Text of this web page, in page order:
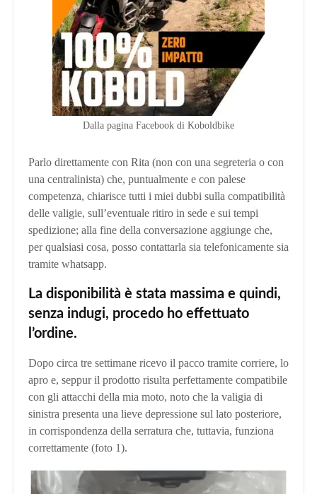
Dalla pagina Facebook di Koboldbike
Parlo direttamente con Rita (non con una segreteria o con
una centralinista) che, puntualmente e con palese
competenza, chiarisce tutti i miei dubbi sulla compatibilità
delle valigie, sull’eventuale ritiro in sede e sui tempi
spedizione; alla fine della conversazione aggiunge che,
per qualsiasi cosa, posso contattarla sia telefonicamente sia
tramite whatsapp.
La disponibilità è stata massima e quindi,
senza indugi, procedo ho effettuato
l’ordine.
Dopo circa tre settimane ricevo il pacco tramite corriere, lo
apro e, seppur il prodotto risulta perfettamente compatibile
con gli attacchi della mia moto, noto che la valigia di
sinistra presenta una lieve depressione sul lato posteriore,
in corrispondenza della serratura che, tuttavia, funziona
correttamente (foto 1).